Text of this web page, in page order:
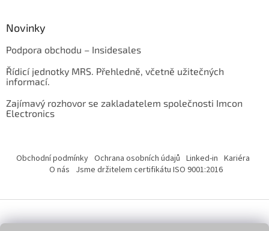
Novinky
Podpora obchodu – Insidesales
Řídicí jednotky MRS. Přehledně, včetně užitečných
informací.
Zajímavý rozhovor se zakladatelem společnosti Imcon
Electronics
Obchodní podmínky Ochrana osobních údajů Linked-in Kariéra
O nás Jsme držitelem certifikátu ISO 9001:2016